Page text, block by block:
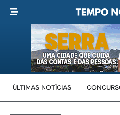
ÚLTIMAS NOTÍCIAS